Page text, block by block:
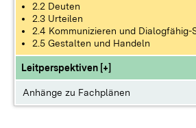
2.2 Deuten
2.3 Urteilen
2.4 Kommunizieren und Dialogfähig-
2.5 Gestalten und Handeln
Leitperspektiven [+]
Anhänge zu Fachplänen